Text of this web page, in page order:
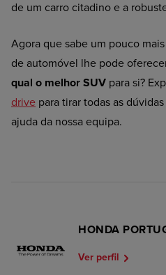
de um carro citadino e a
Agora que sabe um pouco
de automóvel lhe pode
qual o melhor SUV para si?
drive para tirar todas as
ajuda da nossa equipa.
HONDA
Ver perfil